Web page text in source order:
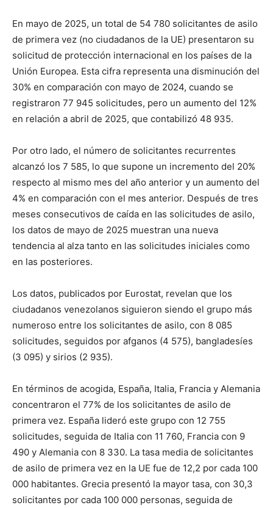
En mayo de 2025, un total de 54 780 solicitantes de asilo
de primera vez (no ciudadanos de la UE) presentaron su
solicitud de protección internacional en los países de la
Unión Europea. Esta cifra representa una disminución del
30% en comparación con mayo de 2024, cuando se
registraron 77 945 solicitudes, pero un aumento del 12%
en relación a abril de 2025, que contabilizó 48 935.
Por otro lado, el número de solicitantes recurrentes
alcanzó los 7 585, lo que supone un incremento del 20%
respecto al mismo mes del año anterior y un aumento del
4% en comparación con el mes anterior. Después de tres
meses consecutivos de caída en las solicitudes de asilo,
los datos de mayo de 2025 muestran una nueva
tendencia al alza tanto en las solicitudes iniciales como
en las posteriores.
Los datos, publicados por Eurostat, revelan que los
ciudadanos venezolanos siguieron siendo el grupo más
numeroso entre los solicitantes de asilo, con 8 085
solicitudes, seguidos por afganos (4 575), bangladesíes
(3 095) y sirios (2 935).
En términos de acogida, España, Italia, Francia y Alemania
concentraron el 77% de los solicitantes de asilo de
primera vez. España lideró este grupo con 12 755
solicitudes, seguida de Italia con 11 760, Francia con 9
490 y Alemania con 8 330. La tasa media de solicitantes
de asilo de primera vez en la UE fue de 12,2 por cada 100
000 habitantes. Grecia presentó la mayor tasa, con 30,3
solicitantes por cada 100 000 personas, seguida de